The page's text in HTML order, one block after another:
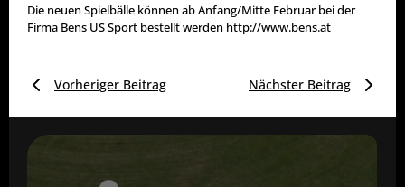
Die neuen Spielbälle können ab Anfang/Mitte Februar bei der
Firma Bens US Sport bestellt werden http://www.bens.at
Vorheriger Beitrag Nächster Beitrag